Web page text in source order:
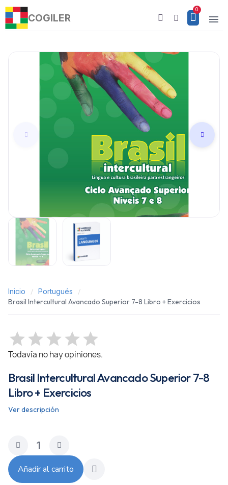
COGILER
Inicio Portugués
Brasil Intercultural Avancado Superior 7-8 Libro + Exercicios
Todavía no hay opiniones.
Brasil Intercultural Avancado Superior 7-8
Libro + Exercicios
Ver descripción
Añadir al carrito